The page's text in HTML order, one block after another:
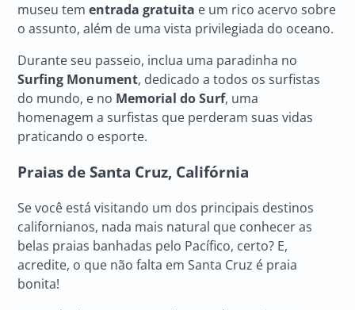
museu tementrada gratuita e um rico acervo sobre
o assunto, além de uma vista privilegiada do oceano.
Durante seu passeio, inclua uma paradinha no
Surfing Monument, dedicado a todos os surfistas
do mundo, e no Memorial do Surf, uma
homenagem a surfistas que perderam suas vidas
praticando o esporte.
Praias deSanta Cruz, Califórnia
Se você está visitando um dos principais destinos
californianos, nada mais natural que conhecer as
belas praias banhadas pelo Pacífico, certo? E,
acredite, o que não falta em Santa Cruz é praia
bonita!